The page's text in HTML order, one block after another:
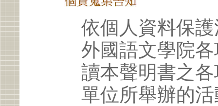
依個人資料保
外國語文學院
讀本聲明書之
單位所舉辦的